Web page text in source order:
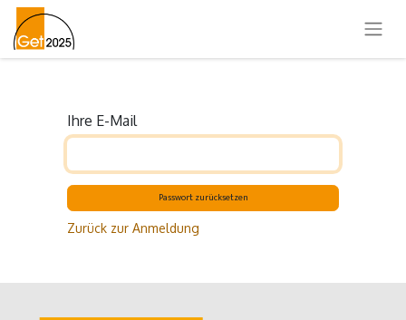
Ihre E-Mail
Passwort zurücksetzen
Zurück zur Anmeldung